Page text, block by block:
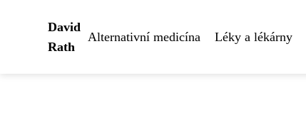
David
Rath
Alternativní medicína Léky a lékárny